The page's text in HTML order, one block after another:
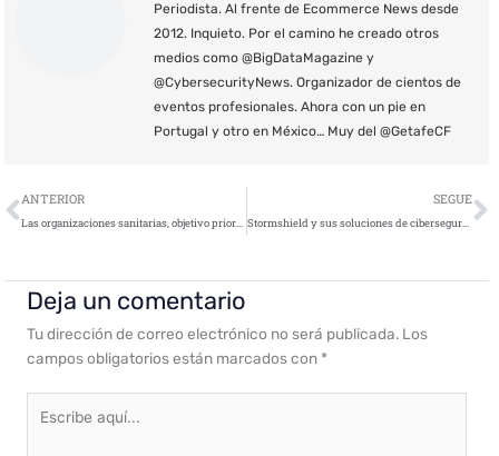
Periodista. Al frente de Ecommerce News desde
2012. Inquieto. Por el camino he creado otros
medios como @BigDataMagazine y
@CybersecurityNews. Organizador de cientos de
eventos profesionales. Ahora con un pie en
Portugal y otro en México… Muy del @GetafeCF
Ant
ANTERIOR
Las organizaciones sanitarias, objetivo prioritario de los ciberataques
SEGUE
Stormshield y sus soluciones de ciberseguridad para infraestructuras TI y OT
Deja un comentario
Tu dirección de correo electrónico no será publicada. Los
campos obligatorios están marcados con *
aquí...